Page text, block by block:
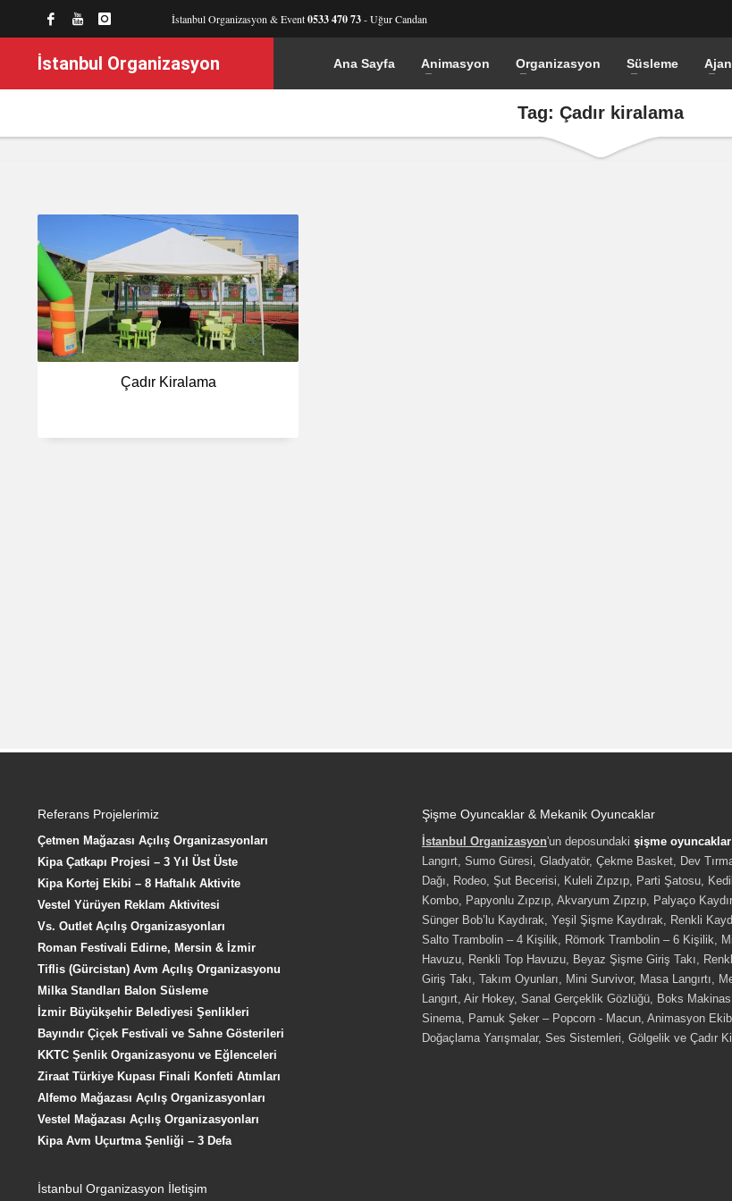
İstanbul Organizasyon & Event0533 470 73- Uğur Candan
İstanbul Organizasyon Ana Sayfa Animasyon Organizasyon Süsleme
Tag: Çadır kiralama
Çadır Kiralama
Referans Projelerimiz
Çetmen Mağazası Açılış Organizasyonları
Kipa Çatkapı Projesi – 3 Yıl Üst Üste
Kipa Kortej Ekibi – 8 Haftalık Aktivite
Vestel Yürüyen Reklam Aktivitesi
Vs. Outlet Açılış Organizasyonları
Roman Festivali Edirne, Mersin & İzmir
Tiflis (Gürcistan) Avm Açılış Organizasyonu
Milka Standları Balon Süsleme
İzmir Büyükşehir Belediyesi Şenlikleri
Bayındır Çiçek Festivali ve Sahne Gösterileri
KKTC Şenlik Organizasyonu ve Eğlenceleri
Ziraat Türkiye Kupası Finali Konfeti Atımları
Alfemo Mağazası Açılış Organizasyonları
Vestel Mağazası Açılış Organizasyonları
Kipa Avm Uçurtma Şenliği – 3 Defa
İstanbul Organizasyon İletişim
Şişme Oyuncaklar & Mekanik Oyuncaklar
İstanbul Organizasyon'un deposundaki şişme oyuncaklar
Langırt, Sumo Güresi, Gladyatör, Çekme Basket, Dev
Dağı, Rodeo, Şut Becerisi, Kuleli Zıpzıp, Parti Şatosu,
Kombo, Papyonlu Zıpzıp, Akvaryum Zıpzıp, Palyaço
Sünger Bob’lu Kaydırak, Yeşil Şişme Kaydırak, Renkli
Salto Trambolin – 4 Kişilik, Römork Trambolin – 6 Kişilik,
Havuzu, Renkli Top Havuzu, Beyaz Şişme Giriş Takı,
Giriş Takı, Takım Oyunları, Mini Survivor, Masa Langırtı,
Langırt, Air Hokey, Sanal Gerçeklik Gözlüğü, Boks
Sinema, Pamuk Şeker – Popcorn - Macun, Animasyon
Doğaçlama Yarışmalar, Ses Sistemleri, Gölgelik ve Çadır